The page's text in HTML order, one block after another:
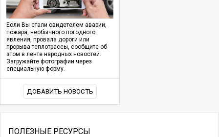
Если Вы стали свидетелем аварии,
пожара, необычного погодного
явления, провала дороги или
прорыва теплотрассы, сообщите об
этом в ленте народных новостей.
Загружайте фотографии через
специальную форму.
ДОБАВИТЬ НОВОСТЬ
ПОЛЕЗНЫЕ РЕСУРСЫ